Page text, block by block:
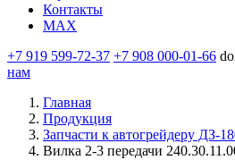
Контакты
MAX
+7 919 599-72-37 +7 908 000-01-66
нам
Главная
Продукция
Запчасти к автогрейдеру ДЗ-
Вилка 2-3 передачи